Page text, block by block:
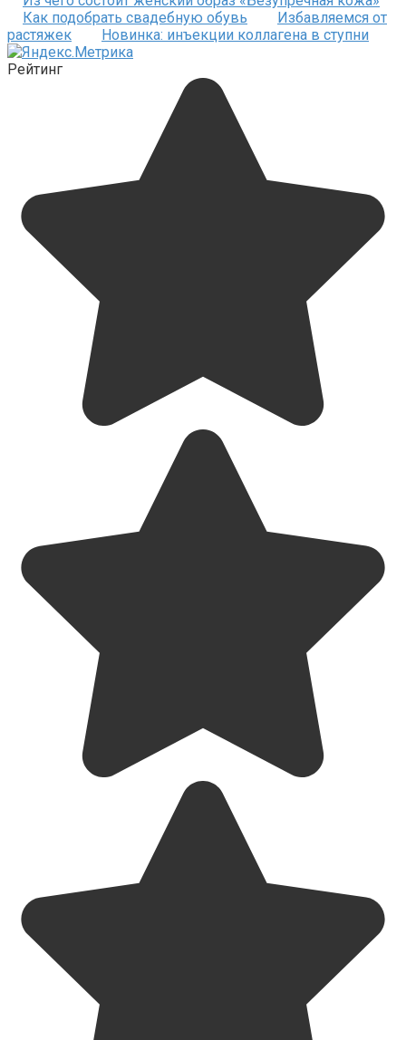
Как подобрать свадебную обувь
Избавляемся от
растяжек
Новинка: инъекции коллагена в ступни
Рейтинг